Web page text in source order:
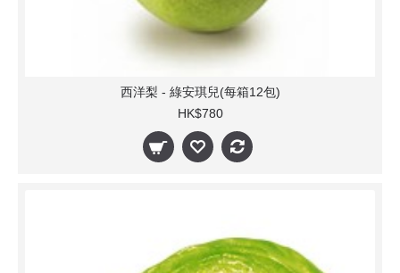
西洋梨 - 綠安琪兒(每箱12包)
HK$780